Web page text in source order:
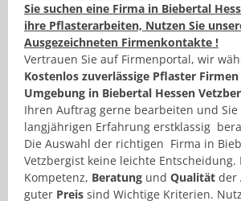
Sie suchen eine Firma in Biebertal
ihre Pflasterarbeiten, Nutzen Sie
Ausgezeichneten Firmenkontakte !
Vertrauen Sie auf Firmenportal, wir
Kostenlos zuverlässige Pflaster
Umgebung in Biebertal Hessen
Ihren Auftrag gerne bearbeiten und
langjährigen Erfahrung erstklassig
Die Auswahl der richtigen Firma in
Vetzbergist keine leichte Entscheidung.
Kompetenz, Beratung und Qualität der
guter Preis sind Wichtige Kriterien.